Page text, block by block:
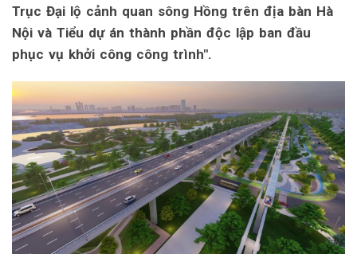
Trục Đại lộ cảnh quan sông Hồng trên địa bàn Hà
Nội và Tiểu dự án thành phần độc lập ban đầu
phục vụ khởi công công trình".